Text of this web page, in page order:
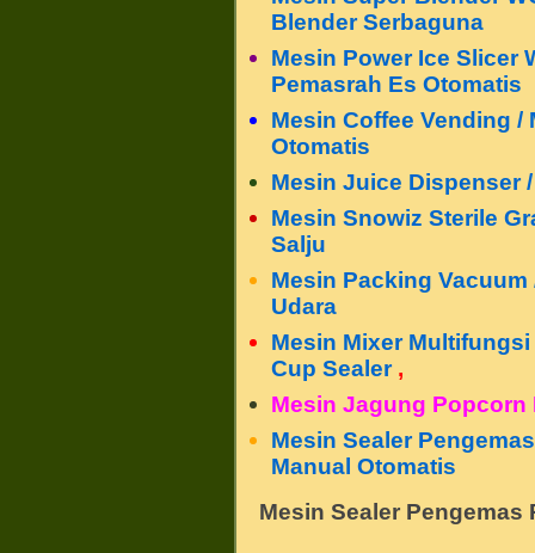
Blender Serbaguna
Mesin Power Ice Slicer
Pemasrah Es Otomatis
Mesin Coffee Vending /
Otomatis
Mesin Juice Dispenser
Mesin Snowiz Sterile
Salju
Mesin Packing
Udara
Mesin Mixer
Cup Sealer,
Mesin Jagung Popcorn
Mesin Sealer
Manual Otomatis
Mesin Sealer